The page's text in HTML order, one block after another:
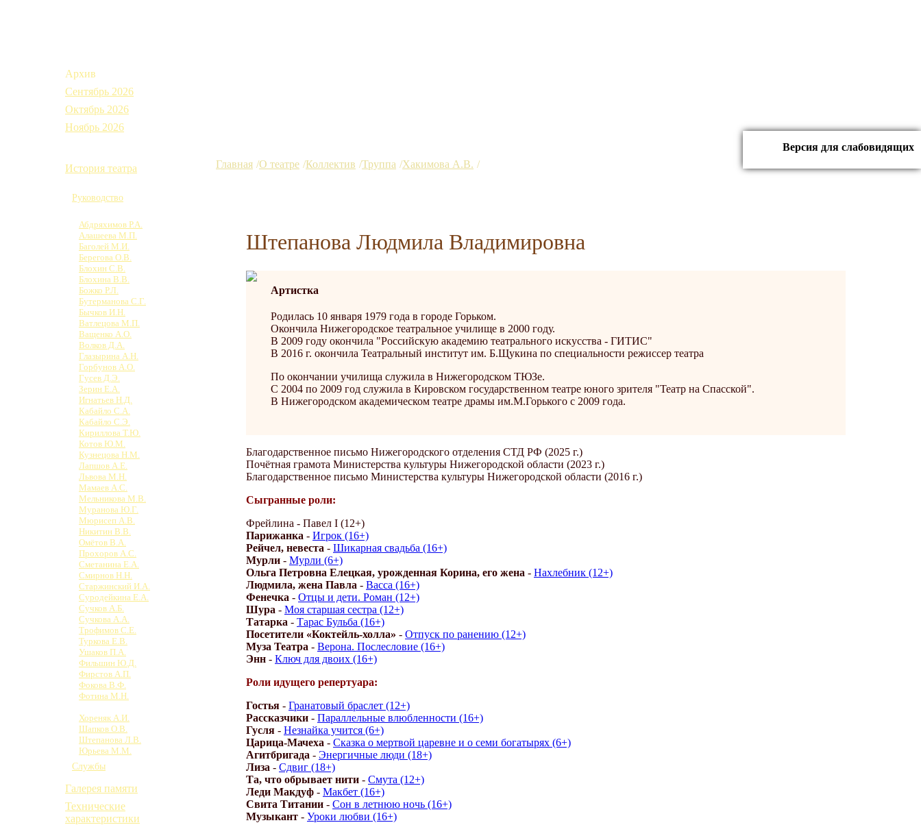
Архив
Сентябрь 2026
Октябрь 2026
Ноябрь 2026
История театра
Руководство
Абдряхимов Р.А.
Алашеева М.П.
Баголей М.И.
Берегова О.В.
Блохин С.В.
Блохина В.В.
Божко Р.Л.
Бутерманова С.Г.
Бычков И.Н.
Ватлецова М.П.
Ващенко А.О.
Волков Д.А.
Глазырина А.Н.
Горбунов А.О.
Гусев Д.Э.
Зерин Е.А.
Игнатьев Н.Д.
Кабайло С.А.
Кабайло С.Э.
Кириллова Т.Ю.
Котов Ю.М.
Кузнецова Н.М.
Лапшов А.Е.
Львова М.Н.
Мамаев А.С.
Мельникова М.В.
Муранова Ю.Г.
Мюрисеп А.В.
Никитин В.В.
Омётов В.А.
Прохоров А.С.
Сметанина Е.А.
Смирнов Н.Н.
Старжинский И.А.
Суродейкина Е.А.
Сучков А.Б.
Сучкова А.А.
Трофимов С.Е.
Туркова Е.В.
Ушаков П.А.
Фильшин Ю.Д.
Фирстов А.П.
Фокова В.Ф.
Фотина М.Н.
Хореняк А.И.
Шапков О.В.
Штепанова Л.В.
Юрьева М.М.
Службы
Галерея памяти
Технические
характеристики
Главная О театре Коллектив Труппа Хакимова А.В.
Штепанова Людмила Владимировна
Артистка
Родилась 10 января 1979 года в городе Горьком.
Окончила Нижегородское театральное училище в 2000 году.
В 2009 году окончила "Российскую академию театрального искусства - ГИТИС"
В 2016 г. окончила Театральный институт им. Б.Щукина по специальности режиссер театра
По окончании училища служила в Нижегородском ТЮЗе.
С 2004 по 2009 год служила в Кировском государственном театре юного зрителя "Театр на Спасской".
В Нижегородском академическом театре драмы им.М.Горького с 2009 года.
Благодарственное письмо Нижегородского отделения СТД РФ (2025 г.)
Почётная грамота Министерства культуры Нижегородской области (2023 г.)
Благодарственное письмо Министерства культуры Нижегородской области (2016 г.)
Сыгранные роли:
Фрейлина - Павел I (12+)
Парижанка - Игрок (16+)
Рейчел, невеста - Шикарная свадьба (16+)
Мурли - Мурли (6+)
Ольга Петровна Елецкая, урожденная Корина, его жена - Нахлебник (12+)
Людмила, жена Павла - Васса (16+)
Фенечка - Отцы и дети. Роман (12+)
Шура - Моя старшая сестра (12+)
Татарка - Тарас Бульба (16+)
Посетители «Коктейль-холла» - Отпуск по ранению (12+)
Муза Театра - Верона. Послесловие (16+)
Энн - Ключ для двоих (16+)
Роли идущего репертуара:
Гостья - Гранатовый браслет (12+)
Рассказчики - Параллельные влюбленности (16+)
Гусля - Незнайка учится (6+)
Царица-Мачеха - Сказка о мертвой царевне и о семи богатырях (6+)
Агитбригада - Энергичные люди (18+)
Лиза - Сдвиг (18+)
Та, что обрывает нити - Смута (12+)
Леди Макдуф - Макбет (16+)
Свита Титании - Сон в летнюю ночь (16+)
Музыкант - Уроки любви (16+)
Версия для слабовидящих